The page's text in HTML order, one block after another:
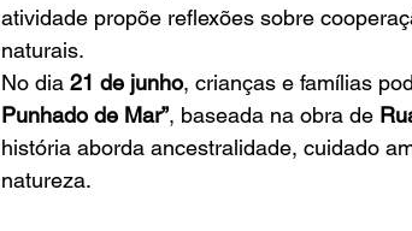
atividade propõe reflexões sobre
naturais.
No dia 21 de junho, crianças e famílias
Punhado de Mar”, baseada na obra de
história aborda ancestralidade, cuidado
natureza.